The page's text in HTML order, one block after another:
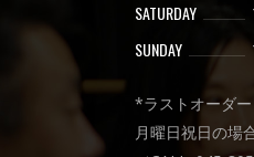
SATURDAY
SUNDAY
*ラストオーダ
月曜日祝日の場